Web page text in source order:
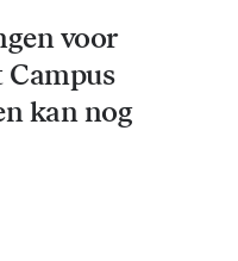
voor
Campus
kan nog